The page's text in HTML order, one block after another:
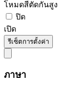
โหมดสีตัดกันสูง
ปิด
เปิด
รีเซ็ตการตั้งค่า
ภาษา